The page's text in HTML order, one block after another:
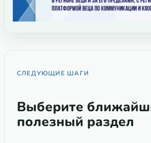
СЛЕДУЮЩИЕ ШАГИ
Выберите
полезный раздел